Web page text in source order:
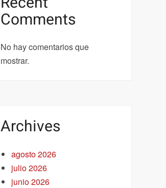
Comments
No hay comentarios que
mostrar.
Archives
agosto 2026
julio 2026
junio 2026